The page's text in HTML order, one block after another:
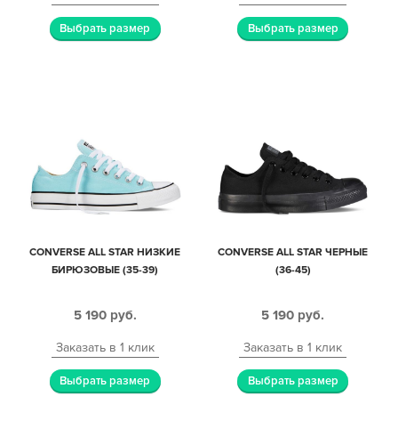
Выбрать размер Выбрать размер
CONVERSE ALL STAR НИЗКИЕ
БИРЮЗОВЫЕ (35-39)
5 190 руб.
Заказать в 1 клик
Выбрать размер
CONVERSE ALL STAR ЧЕРНЫЕ
(36-45)
5 190 руб.
Заказать в 1 клик
Выбрать размер